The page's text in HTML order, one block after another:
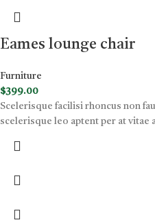
Eames lounge chair
Furniture
$399.00
Scelerisque facilisi rhoncus non
scelerisque leo aptent per at vitae